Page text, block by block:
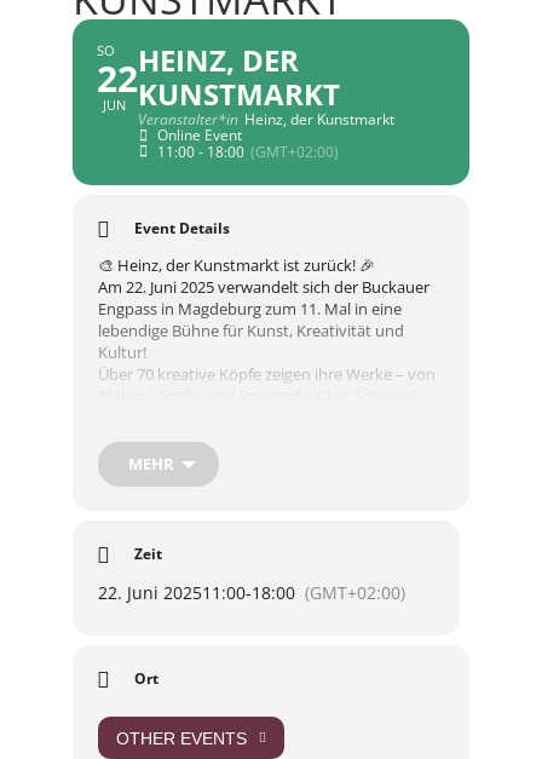
SO
22
JUN
HEINZ, DER
KUNSTMARKT
Veranstalter*in Heinz, der Kunstmarkt
Online Event
11:00 - 18:00 (GMT+02:00)
Event Details
🎨 Heinz, der Kunstmarkt ist zurück! 🎉
Am 22. Juni 2025 verwandelt sich der Buckauer
Engpass in Magdeburg zum 11. Mal in eine
lebendige Bühne für Kunst, Kreativität und
Kultur!
Über 70 kreative Köpfe zeigen ihre Werke – von
Skulpturen. Es gibt viel zu entdecken, zu
bestaunen – und natürlich auch zu kaufen!
Wann?
📍 Buckauer Engpass, Magdeburg
Eintritt: Frei
Kommt vorbei, bringt eure Liebsten mit und
MEHR
Zeit
22. Juni 202511:00-18:00 (GMT+02:00)
Ort
OTHER EVENTS